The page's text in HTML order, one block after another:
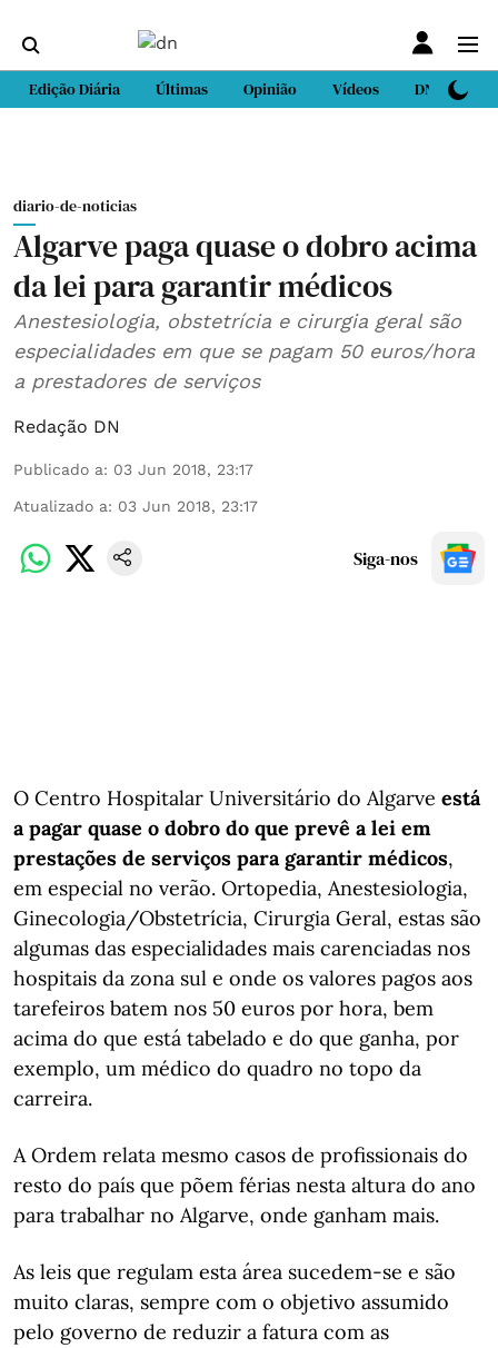
Edição Diária Últimas Opinião Vídeos DN Sport
diario-de-noticias
Algarve paga quase o dobro acima
da lei para garantir médicos
Anestesiologia, obstetrícia e cirurgia geral são
especialidades em que se pagam 50 euros/hora
a prestadores de serviços
Redação DN
Publicado a: 03 Jun 2018, 23:17
Atualizado a: 03 Jun 2018, 23:17
Siga-nos
O Centro Hospitalar Universitário do Algarve está
a pagar quase o dobro do que prevê a lei em
prestações de serviços para garantir médicos,
em especial no verão. Ortopedia, Anestesiologia,
Ginecologia/Obstetrícia, Cirurgia Geral, estas são
algumas das especialidades mais carenciadas nos
hospitais da zona sul e onde os valores pagos aos
tarefeiros batem nos 50 euros por hora, bem
acima do que está tabelado e do que ganha, por
exemplo, um médico do quadro no topo da
carreira.
A Ordem relata mesmo casos de profissionais do
resto do país que põem férias nesta altura do ano
para trabalhar no Algarve, onde ganham mais.
As leis que regulam esta área sucedem-se e são
muito claras, sempre com o objetivo assumido
pelo governo de reduzir a fatura com as